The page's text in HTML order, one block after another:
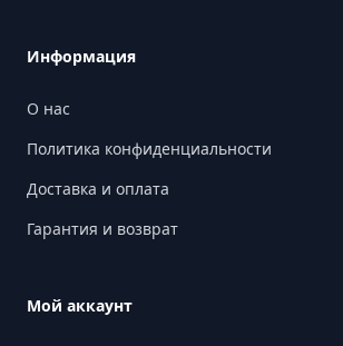
Информация
О нас
Политика конфиденциальности
Доставка и оплата
Гарантия и возврат
Мой аккаунт